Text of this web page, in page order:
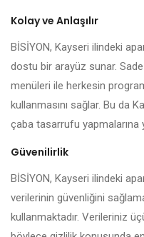
Kolay ve Anlaşılır
BİSİYON, Kayseri ilindeki
dostu bir arayüz sunar. Sade
menüleri ile herkesin
kullanmasını sağlar. Bu da
çaba tasarrufu yapmalarına
Güvenilirlik
BİSİYON, Kayseri ilindeki
verilerinin güvenliğini
kullanmaktadır. Verileriniz